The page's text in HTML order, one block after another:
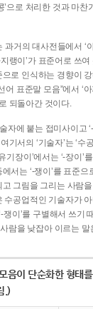
’으로 처리한 것과 마찬
과거의 대사전들에서 ‘
랭이’가 표준어로 쓰
으로 인식하는 경향이
어 표준말 모음”에서 ‘
되돌아간 것이다.
자에 붙는 접미사이고
기서의 ‘기술자’는 ‘수
기장이’에서는 ‘-장이’
에서는 ‘-쟁이’를 표준
고 그림을 그리는 사람
수공업적인 기술자가
쟁이’를 구별해서 쓰기
람을 낮잡아 이르는 말
음이 단순화한 형태
.)